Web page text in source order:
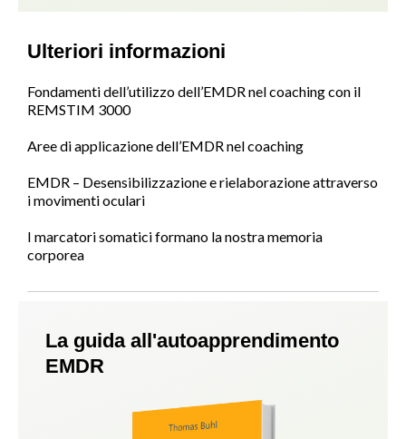
Ulteriori informazioni
Fondamenti dell’utilizzo dell’EMDR nel coaching con il
REMSTIM 3000
Aree di applicazione dell’EMDR nel coaching
EMDR – Desensibilizzazione e rielaborazione attraverso
i movimenti oculari
I marcatori somatici formano la nostra memoria
corporea
La guida all'autoapprendimento
EMDR